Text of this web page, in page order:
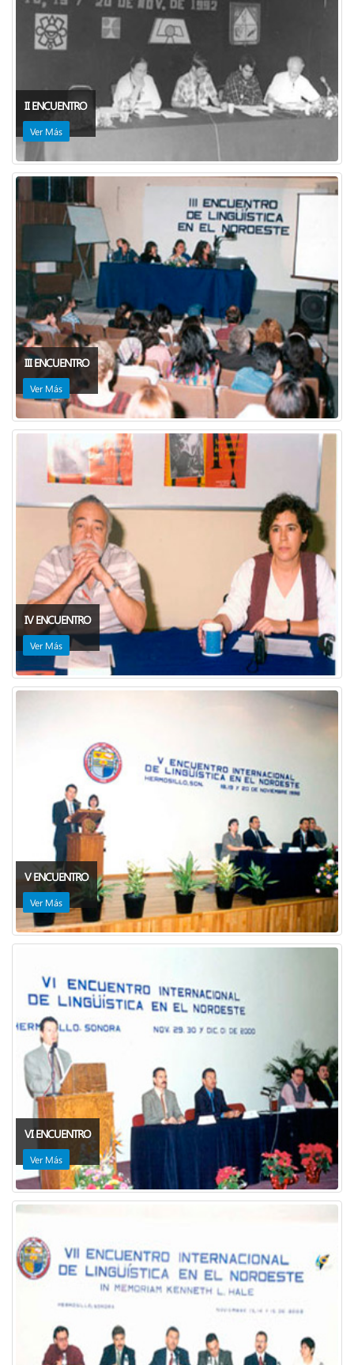
II ENCUENTRO
Ver Más
III ENCUENTRO
Ver Más
IV ENCUENTRO
Ver Más
V ENCUENTRO
Ver Más
VI ENCUENTRO
Ver Más